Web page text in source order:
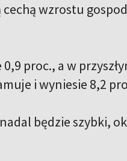
wzrostu
proc., a w
i wyniesie 8,2
będzie szybki,